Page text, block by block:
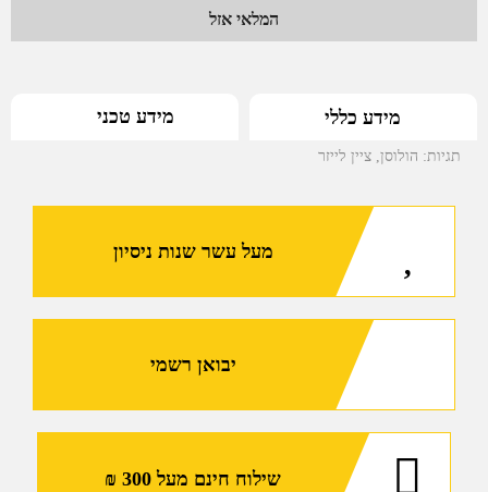
המלאי אזל
מידע כללי מידע טכני
תגיות: הולוסן ציין לייזר
מעל עשר שנות ניסיון
יבואן רשמי
שילוח חינם מעל 300 ₪